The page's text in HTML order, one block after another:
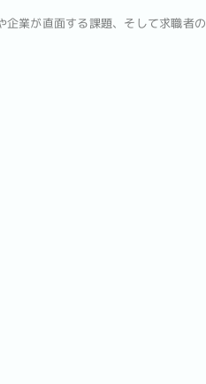
業が直面する課題、そして求職者の